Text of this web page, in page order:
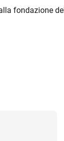
fondazione